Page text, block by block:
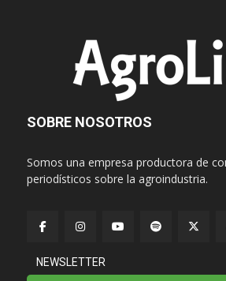
SOBRE NOSOTROS
Somos una empresa productora de
periodísticos sobre la agroindustria.
NEWSLETTER